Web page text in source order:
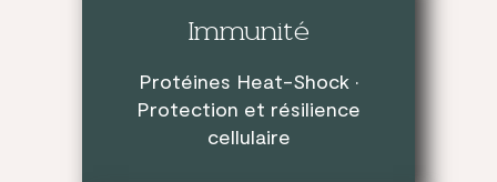
Immunité
Protéines Heat-Shock ·
Protection et résilience
cellulaire